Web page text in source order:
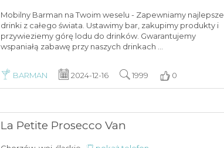
Mobilny Barman na Twoim weselu - Zapewniamy najlepsze
drinki z całego świata. Ustawimy bar, zakupimy produkty i
przywieziemy górę lodu do drinków. Gwarantujemy
wspaniałą zabawę przy naszych drinkach ...
BARMAN 2024-12-16 1999 0
La Petite Prosecco Van